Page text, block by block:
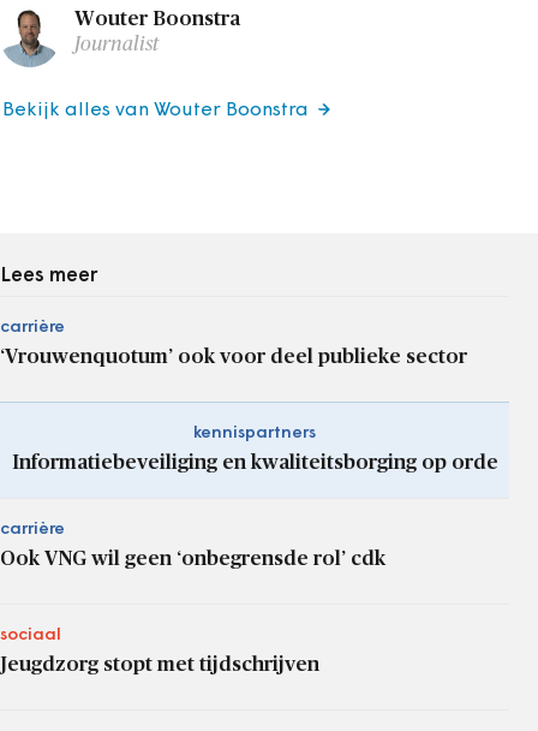
Wouter Boonstra
Journalist
Bekijk alles van Wouter Boonstra
Lees meer
carrière
‘Vrouwenquotum’ ook voor deel publieke sector
kennispartners
Informatiebeveiliging en kwaliteitsborging op orde
carrière
Ook VNG wil geen ‘onbegrensde rol’ cdk
sociaal
Jeugdzorg stopt met tijdschrijven